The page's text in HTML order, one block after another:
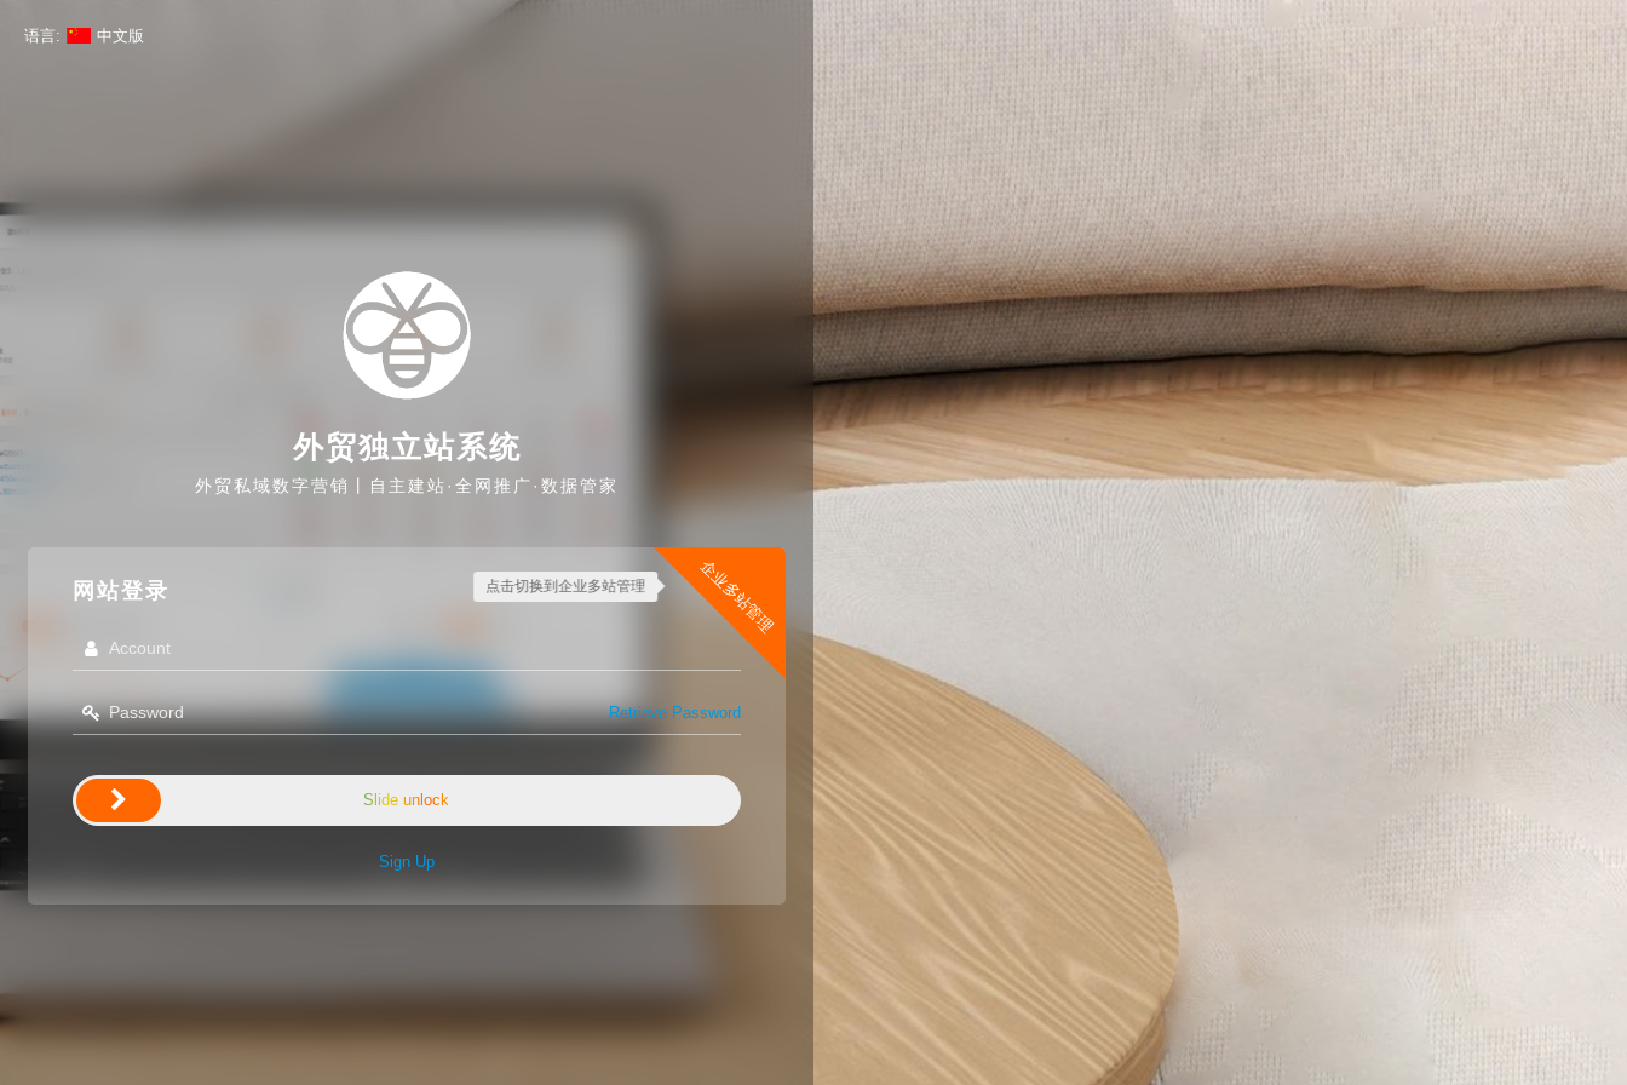
语言: 中文版
外贸独立站系统
外贸私域数字营销丨自主建站·全网推广·数据管家
网站登录
Retrieve Password
Slide unlock
Sign Up
企业多站管理
点击切换到企业多站管理